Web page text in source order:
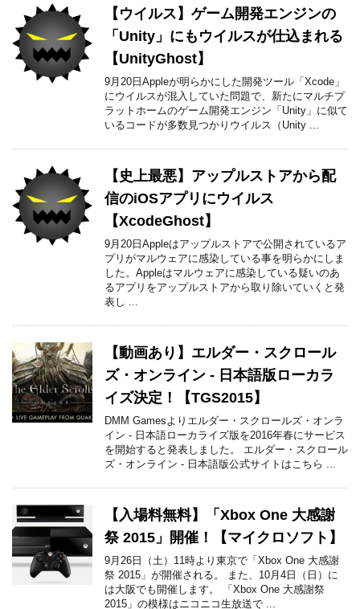
【ウイルス】ゲーム開発エンジンの
「Unity」にもウイルスが仕込まれる
【UnityGhost】
9月20日Appleが明らかにした開発ツール「Xcode」
にウイルスが混入していた問題で、新たにマルチプ
ラットホームのゲーム開発エンジン「Unity」に似て
いるコードが多数見つかりウイルス（Unity ...
【史上最悪】アップルストアから配
信のiOSアプリにウイルス
【XcodeGhost】
9月20日Appleはアップルストアで公開されているア
プリがマルウェアに感染している事を明らかにしま
した。Appleはマルウェアに感染している疑いのあ
るアプリをアップルストアから取り除いていくと発
表し ...
【動画あり】エルダー・スクロール
ズ・オンライン - 日本語版ローカラ
イズ決定！【TGS2015】
DMM Gamesよりエルダー・スクロールズ・オンラ
イン - 日本語ローカライズ版を2016年春にサービス
を開始すると発表しました。 エルダー・スクロール
ズ・オンライン - 日本語版公式サイトはこちら ...
【入場料無料】「Xbox One 大感謝
祭 2015」開催！【マイクロソフト】
9月26日（土）11時より東京で「Xbox One 大感謝
祭 2015」が開催される。 また、10月4日（日）に
は大阪でも開催します。 「Xbox One 大感謝祭
2015」の模様はニコニコ生放送で ...